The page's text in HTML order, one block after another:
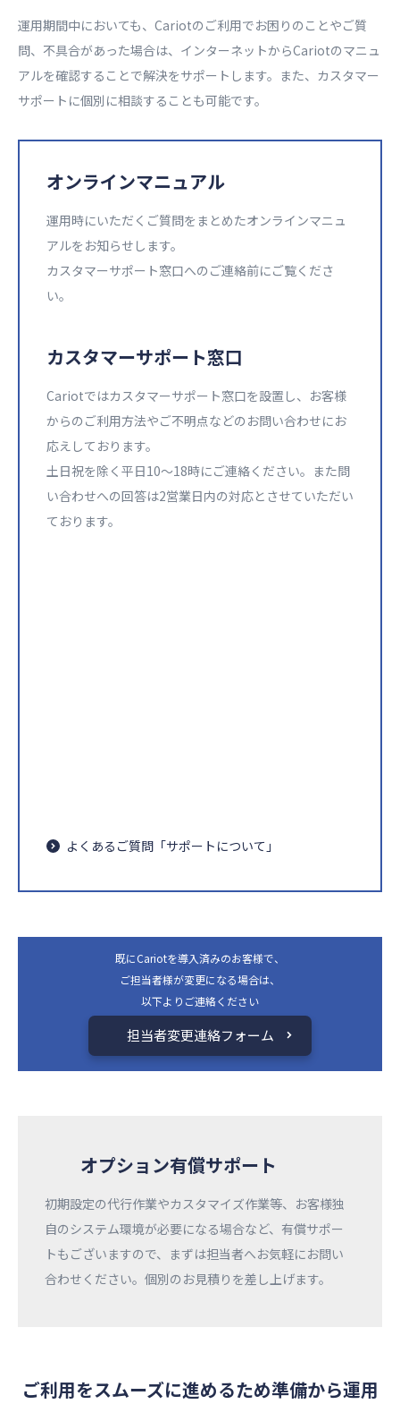
運用期間中においても、Cariotのご利用でお困りのことやご質
問、不具合があった場合は、インターネットからCariotのマニュ
アルを確認することで解決をサポートします。また、カスタマー
サポートに個別に相談することも可能です。​
オンラインマニュアル​
運用時にいただくご質問をまとめたオンラインマニュ
アルをお知らせします。​
カスタマーサポート窓口へのご連絡前にご覧くださ
い。​
カスタマーサポート窓口​​
Cariotではカスタマーサポート窓口を設置し、お客様
からのご利用方法やご不明点などのお問い合わせにお
応えしております。​
土日祝を除く平日10〜18時にご連絡ください。また問
い合わせへの回答は2営業日内の対応とさせていただい
ております。​​
よくあるご質問「サポートについて」​
既にCariotを導入済みのお客様で、
ご担当者様が変更になる場合は、
以下よりご連絡ください
担当者変更連絡フォーム
オプション有償サポート​
初期設定の代行作業やカスタマイズ作業等、お客様独
自のシステム環境が必要になる場合など、有償サポー
トもございますので、まずは担当者へお気軽にお問い
合わせください。個別のお見積りを差し上げます。​
ご利用をスムーズに進めるため準備から運用